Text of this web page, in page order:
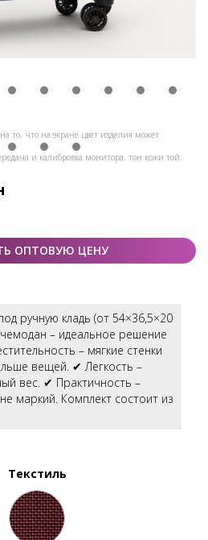
то, что на экране цвет изделия может
и калибровка монитора, тон кожи той
ОПТОВУЮ ЦЕНУ
ручную кладь (от 54×36,5×20
– идеальное решение
– мягкие стенки
вещей. ✔ Легкость –
вес. ✔ Практичность –
маркий. Комплект состоит из
Текстиль